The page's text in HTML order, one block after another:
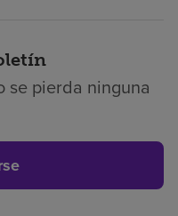
se pierda ninguna